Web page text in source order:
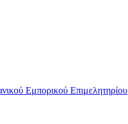
Εμπορικού Επιμελητηρίου